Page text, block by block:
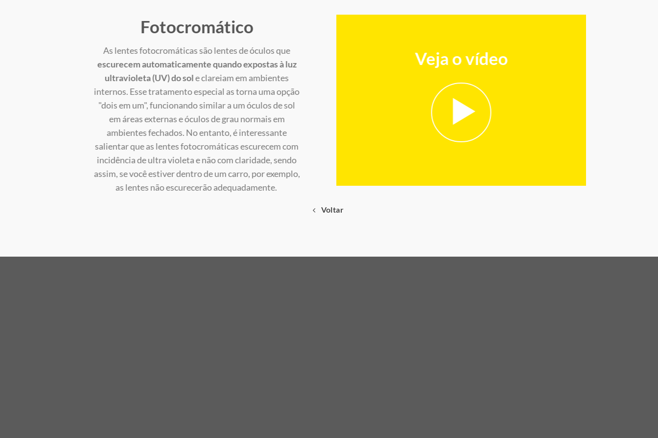
Fotocromático
As lentes fotocromáticas são lentes de óculos que
escurecem automaticamente quando expostas à luz
ultravioleta (UV) do sole clareiam em ambientes
internos. Esse tratamento especial as torna uma opção
"dois em um", funcionando similar a um óculos de sol
em áreas externas e óculos de grau normais em
ambientes fechados. No entanto, é interessante
salientar que as lentes fotocromáticas escurecem com
incidência de ultra violeta e não com claridade, sendo
assim, se você estiver dentro de um carro, por exemplo,
as lentes não escurecerão adequadamente.
Veja o vídeo
Voltar